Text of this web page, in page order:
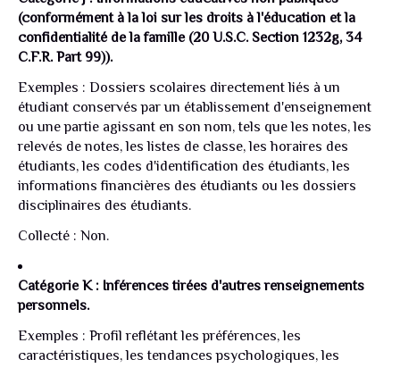
(conformément à la loi sur les droits à l'éducation et la
confidentialité de la famille (20 U.S.C. Section 1232g, 34
C.F.R. Part 99)).
Exemples : Dossiers scolaires directement liés à un
étudiant conservés par un établissement d'enseignement
ou une partie agissant en son nom, tels que les notes, les
relevés de notes, les listes de classe, les horaires des
étudiants, les codes d'identification des étudiants, les
informations financières des étudiants ou les dossiers
disciplinaires des étudiants.
Collecté : Non.
Catégorie K : Inférences tirées d'autres renseignements
personnels.
Exemples : Profil reflétant les préférences, les
caractéristiques, les tendances psychologiques, les